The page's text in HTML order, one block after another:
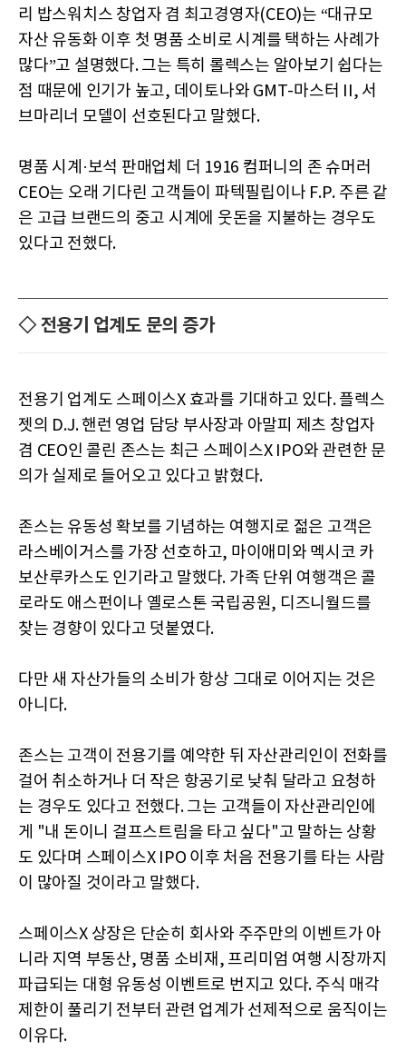
리 밥스워치스 창업자 겸 최고경영자(CEO)는 “대규모
자산 유동화 이후 첫 명품 소비로 시계를 택하는 사례가
많다”고 설명했다. 그는 특히 롤렉스는 알아보기 쉽다는
점 때문에 인기가 높고, 데이토나와 GMT-마스터 II, 서
브마리너 모델이 선호된다고 말했다.
명품 시계·보석 판매업체 더 1916 컴퍼니의 존 슈머러
CEO는 오래 기다린 고객들이 파텍필립이나 F.P. 주른 같
은 고급 브랜드의 중고 시계에 웃돈을 지불하는 경우도
있다고 전했다.
◇ 전용기 업계도 문의 증가
전용기 업계도 스페이스X 효과를 기대하고 있다. 플렉스
젯의 D.J. 핸런 영업 담당 부사장과 아말피 제츠 창업자
겸 CEO인 콜린 존스는 최근 스페이스X IPO와 관련한 문
의가 실제로 들어오고 있다고 밝혔다.
존스는 유동성 확보를 기념하는 여행지로 젊은 고객은
라스베이거스를 가장 선호하고, 마이애미와 멕시코 카
보산루카스도 인기라고 말했다. 가족 단위 여행객은 콜
로라도 애스펀이나 옐로스톤 국립공원, 디즈니월드를
찾는 경향이 있다고 덧붙였다.
다만 새 자산가들의 소비가 항상 그대로 이어지는 것은
아니다.
존스는 고객이 전용기를 예약한 뒤 자산관리인이 전화를
걸어 취소하거나 더 작은 항공기로 낮춰 달라고 요청하
는 경우도 있다고 전했다. 그는 고객들이 자산관리인에
게 "내 돈이니 걸프스트림을 타고 싶다"고 말하는 상황
도 있다며 스페이스X IPO 이후 처음 전용기를 타는 사람
이 많아질 것이라고 말했다.
스페이스X 상장은 단순히 회사와 주주만의 이벤트가 아
니라 지역 부동산, 명품 소비재, 프리미엄 여행 시장까지
파급되는 대형 유동성 이벤트로 번지고 있다. 주식 매각
제한이 풀리기 전부터 관련 업계가 선제적으로 움직이는
이유다.